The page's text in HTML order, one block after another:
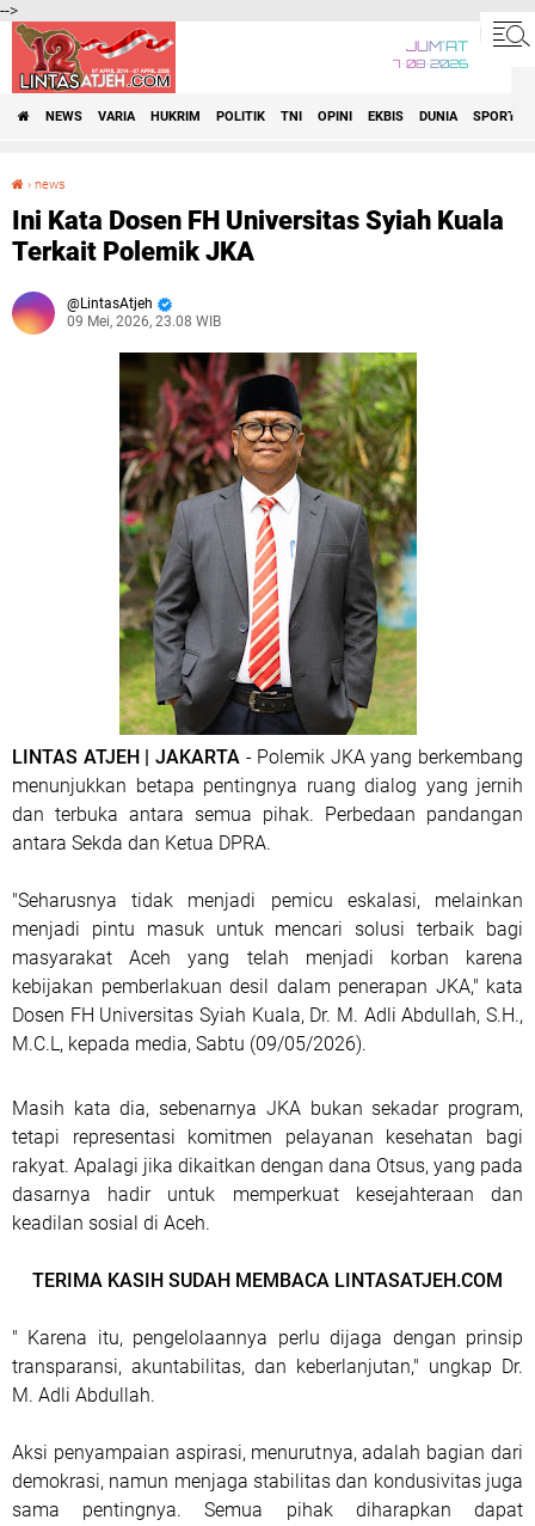
-->
JUM'AT
7•08•2026
NEWS VARIA HUKRIM POLITIK TNI OPINI EKBIS DUNIA SPORT
› news
Ini Kata Dosen FH Universitas Syiah Kuala
Terkait Polemik JKA
LintasAtjeh
09 Mei, 2026, 23.08 WIB
LINTAS ATJEH | JAKARTA- Polemik JKA yang berkembang
menunjukkan betapa pentingnya ruang dialog yang jernih
dan terbuka antara semua pihak. Perbedaan pandangan
antara Sekda dan Ketua DPRA.
"Seharusnya tidak menjadi pemicu eskalasi, melainkan
menjadi pintu masuk untuk mencari solusi terbaik bagi
masyarakat Aceh yang telah menjadi korban karena
kebijakan pemberlakuan desil dalam penerapan JKA," kata
Dosen FH Universitas Syiah Kuala, Dr. M. Adli Abdullah, S.H.,
M.C.L, kepada media, Sabtu (09/05/2026).
Masih kata dia, sebenarnya JKA bukan sekadar program,
tetapi representasi komitmen pelayanan kesehatan bagi
rakyat. Apalagi jika dikaitkan dengan dana Otsus, yang pada
dasarnya hadir untuk memperkuat kesejahteraan dan
keadilan sosial di Aceh.
TERIMA KASIH SUDAH MEMBACA LINTASATJEH.COM
" Karena itu, pengelolaannya perlu dijaga dengan prinsip
transparansi, akuntabilitas, dan keberlanjutan," ungkap Dr.
M. Adli Abdullah.
Aksi penyampaian aspirasi, menurutnya, adalah bagian dari
demokrasi, namun menjaga stabilitas dan kondusivitas juga
sama pentingnya. Semua pihak diharapkan dapat